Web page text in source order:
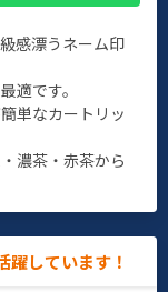
感漂うネーム印
適です。
単なカートリッ
濃茶・赤茶から
躍しています！